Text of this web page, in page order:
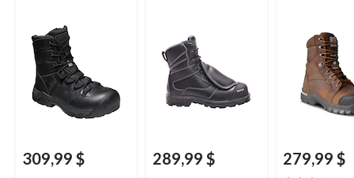
glissière latérale,
Oshawa,KEEN
Utility
309,99 $
métatarsienne pour
hommes, Agility
289,99 $
Flex,Carhartt
279,99 $